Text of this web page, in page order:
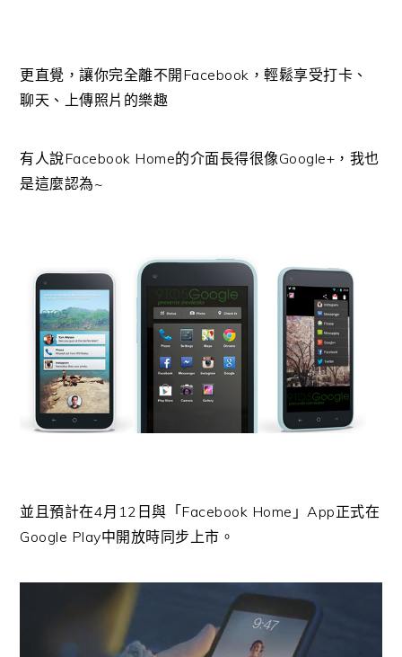
更直覺，讓你完全離不開Facebook，輕鬆享受打卡、
聊天、上傳照片的樂趣
有人說Facebook Home的介面長得很像Google+，我也
是這麼認為~
並且預計在4月12日與「Facebook Home」App正式在
Google Play中開放時同步上市。